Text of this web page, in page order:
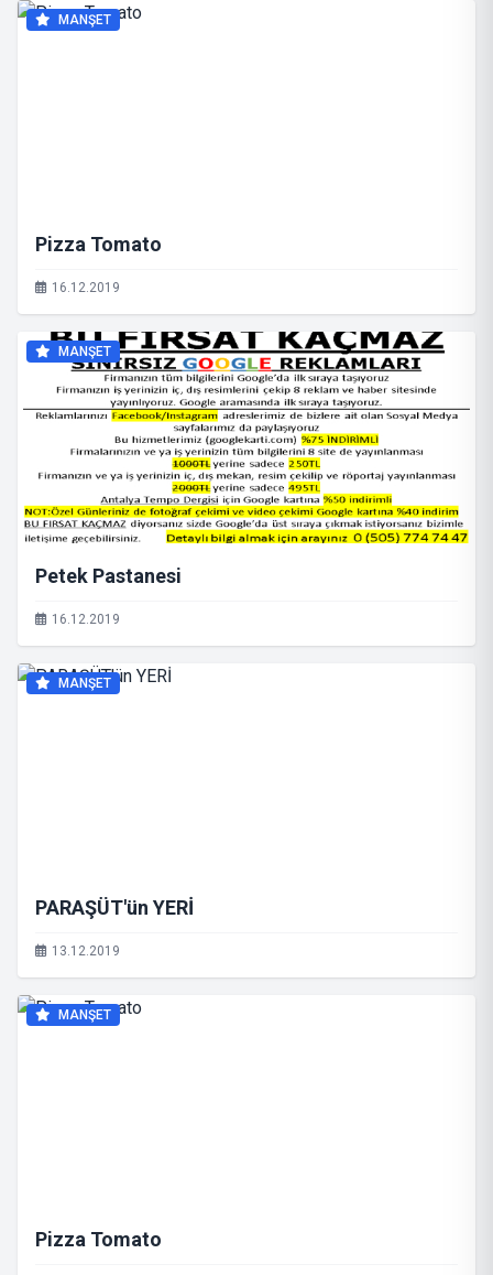
MANŞET
Pizza Tomato
16.12.2019
MANŞET
Petek Pastanesi
16.12.2019
MANŞET
PARAŞÜT'ün YERİ
13.12.2019
MANŞET
Pizza Tomato